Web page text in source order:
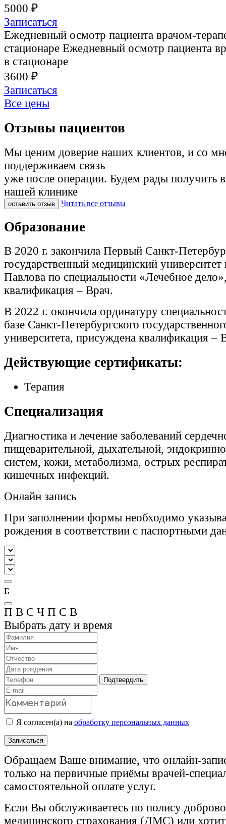
5000 ₽
Записаться
Ежедневный осмотр пациента врачом-
стационаре Ежедневный осмотр пациента
в стационаре
3600 ₽
Записаться
Все цены
Отзывы пациентов
Мы ценим доверие наших клиентов, и со
поддерживаем связь
уже после операции. Будем рады получить
нашей клинике
оставить отзыв Читать все отзывы
Образование
В 2020 г. закончила Первый Санкт-
государственный медицинский
Павлова по специальности «Лечебное
квалификация – Врач.
В 2022 г. окончила ординатуру
базе Санкт-Петербургского
университета, присуждена квалификация –
Действующие сертификаты:
Терапия
Специализация
Диагностика и лечение заболеваний
пищеварительной, дыхательной,
систем, кожи, метаболизма, острых
кишечных инфекций.
Онлайн запись
При заполнении формы необходимо
рождения в соответствии с паспортными
г.
П В С Ч П С В
Выбрать дату и время
Подтвердить
Я согласен(а) на обработку персональных данных
Записаться
Обращаем Ваше внимание, что онлайн-
только на первичные приёмы врачей-
самостоятельной оплате услуг.
Если Вы обслуживаетесь по полису
медицинского страхования (ДМС) или